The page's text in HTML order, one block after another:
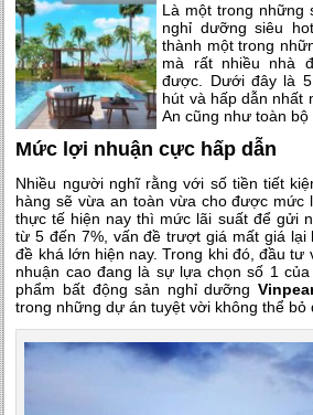
Là một trong những
nghỉ dưỡng siêu
thành một trong
mà rất nhiều nhà
được. Dưới đây là
hút và hấp dẫn nhất
An cũng như toàn
Mức lợi nhuận cực hấp dẫn
Nhiều người nghĩ rằng với số tiền tiết
hàng sẽ vừa an toàn vừa cho được mức
thực tế hiện nay thì mức lãi suất để gửi
từ 5 đến 7%, vấn đề trượt giá mất giá lại
đề khá lớn hiện nay. Trong khi đó, đầu tư
nhuận cao đang là sự lựa chọn số 1
phẩm bất động sản nghỉ dưỡng
trong những dự án tuyệt vời không thể bỏ